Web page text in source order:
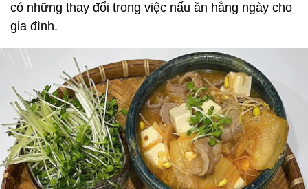
có những thay đổi trong việc nấu ăn hằng ngày cho
gia đình.